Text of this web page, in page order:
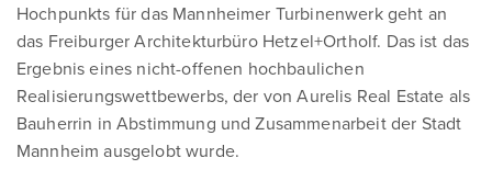
Hochpunkts für das Mannheimer Turbinenwerk geht an
das Freiburger Architekturbüro Hetzel+Ortholf. Das ist das
Ergebnis eines nicht-offenen hochbaulichen
Realisierungswettbewerbs, der von Aurelis Real Estate als
Bauherrin in Abstimmung und Zusammenarbeit der Stadt
Mannheim ausgelobt wurde.